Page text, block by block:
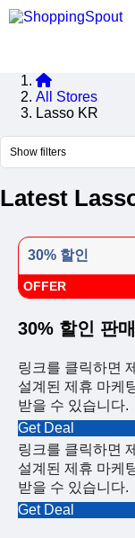
All Stores
Lasso KR
Show filters
Latest
30% 할인
OFFER
30% 할인 판매
링크를 클릭하면
설계된 제휴 마케
받을 수 있습니다.
Get Deal
링크를 클릭하면
설계된 제휴 마케
받을 수 있습니다.
Get Deal